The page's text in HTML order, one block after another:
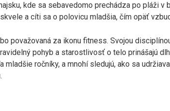
kde sa sebavedomo prechádza po pláži v
a cíti sa o polovicu mladšia, čím opäť
považovaná za ikonu fitness. Svojou
pohyb a starostlivosť o telo prinášajú
mladšie ročníky, a mnohí sledujú, ako sa